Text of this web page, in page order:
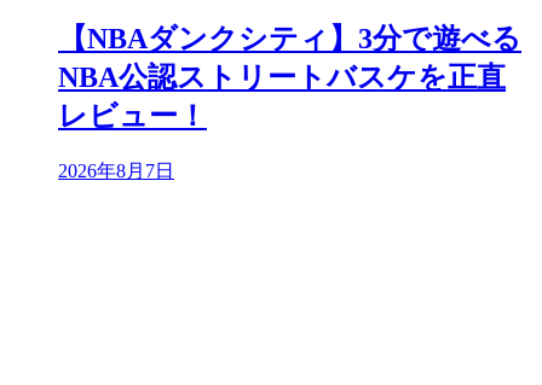
【NBAダンクシティ】3分で遊べる
NBA公認ストリートバスケを正直
レビュー！
2026年8月7日